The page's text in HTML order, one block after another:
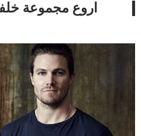
اروع مجموعة